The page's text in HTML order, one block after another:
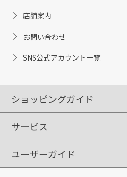
店舗案内
お問い合わせ
SNS公式アカウント一覧
ショッピングガイド
ショッピングガイド
ご注文方法
送料・配送
クーポンご利用方法
サービス
定期購入
ポイントサービス
お知らせメール
ユーザーガイド